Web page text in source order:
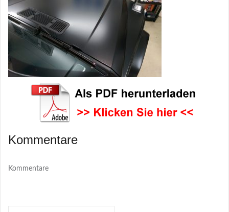
Kommentare
Kommentare